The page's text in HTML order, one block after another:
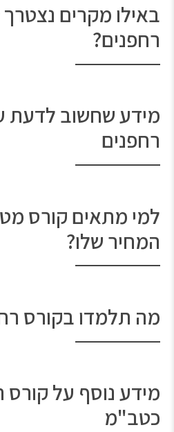
באילו מקרים
רחפנים?
מידע שחשוב לדעת
רחפנים
למי מתאים קורס
המחיר שלו?
מה תלמדו בקורס
מידע נוסף על קורס
כטב"מ